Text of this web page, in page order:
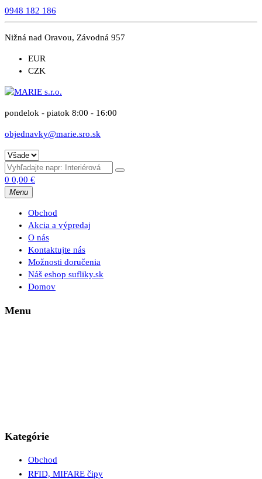
0948 182 186
Nižná nad Oravou, Závodná 957
EUR
CZK
pondelok - piatok 8:00 - 16:00
objednavky@marie.sro.sk
0 0,00 €
Menu
Obchod
Akcia a výpredaj
O nás
Kontaktujte nás
Možnosti doručenia
Náš eshop sufliky.sk
Domov
Menu
Kategórie
Obchod
RFID, MIFARE čipy